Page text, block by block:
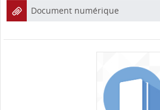
Document numérique